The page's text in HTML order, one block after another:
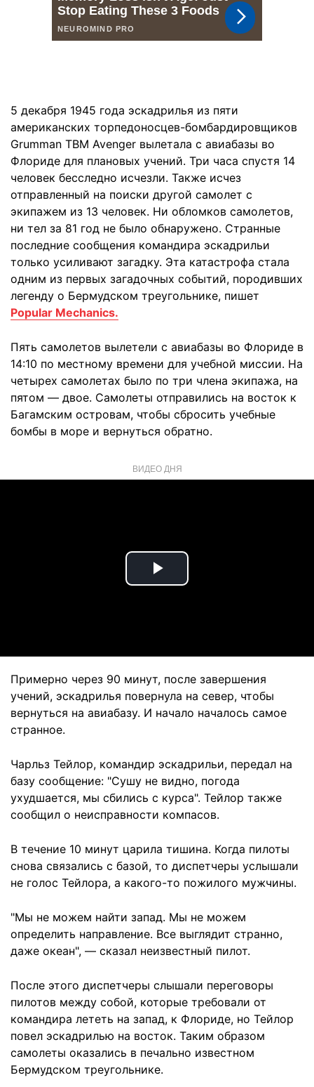
5 декабря 1945 года эскадрилья из пяти
американских торпедоносцев-бомбардировщиков
Grumman TBM Avenger вылетала с авиабазы во
Флориде для плановых учений. Три часа спустя 14
человек бесследно исчезли. Также исчез
отправленный на поиски другой самолет с
экипажем из 13 человек. Ни обломков самолетов,
ни тел за 81 год не было обнаружено. Странные
последние сообщения командира эскадрильи
только усиливают загадку. Эта катастрофа стала
одним из первых загадочных событий, породивших
легенду о Бермудском треугольнике, пишет
Popular Mechanics.
Пять самолетов вылетели с авиабазы во Флориде в
14:10 по местному времени для учебной миссии. На
четырех самолетах было по три члена экипажа, на
пятом — двое. Самолеты отправились на восток к
Багамским островам, чтобы сбросить учебные
бомбы в море и вернуться обратно.
ВИДЕО ДНЯ
Play
Примерно через 90 минут, после завершения
учений, эскадрилья повернула на север, чтобы
вернуться на авиабазу. И начало началось самое
странное.
Чарльз Тейлор, командир эскадрильи, передал на
базу сообщение: "Сушу не видно, погода
ухудшается, мы сбились с курса". Тейлор также
сообщил о неисправности компасов.
В течение 10 минут царила тишина. Когда пилоты
снова связались с базой, то диспетчеры услышали
не голос Тейлора, а какого-то пожилого мужчины.
"Мы не можем найти запад. Мы не можем
определить направление. Все выглядит странно,
даже океан", — сказал неизвестный пилот.
После этого диспетчеры слышали переговоры
пилотов между собой, которые требовали от
командира лететь на запад, к Флориде, но Тейлор
повел эскадрилью на восток. Таким образом
самолеты оказались в печально известном
Бермудском треугольнике.